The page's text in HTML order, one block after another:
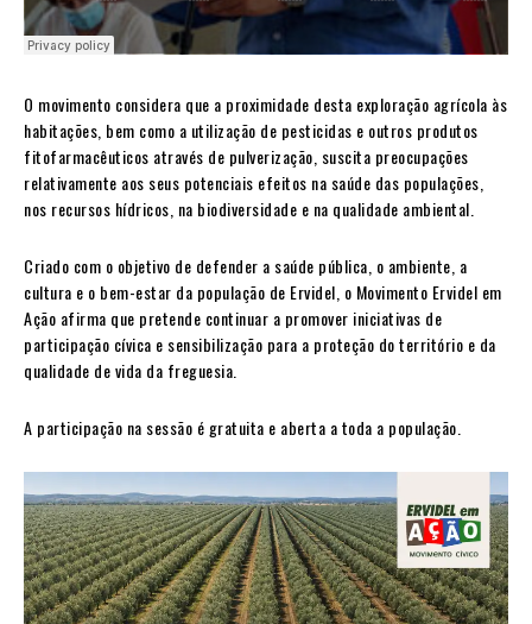
O movimento considera que a proximidade desta exploração agrícola às
habitações, bem como a utilização de pesticidas e outros produtos
fitofarmacêuticos através de pulverização, suscita preocupações
relativamente aos seus potenciais efeitos na saúde das populações,
nos recursos hídricos, na biodiversidade e na qualidade ambiental.
Criado com o objetivo de defender a saúde pública, o ambiente, a
cultura e o bem-estar da população de Ervidel, o Movimento Ervidel em
Ação afirma que pretende continuar a promover iniciativas de
participação cívica e sensibilização para a proteção do território e da
qualidade de vida da freguesia.
A participação na sessão é gratuita e aberta a toda a população.